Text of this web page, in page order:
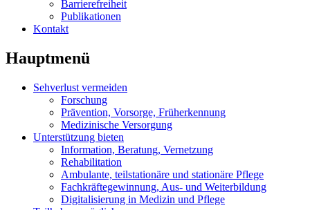
Barrierefreiheit
Publikationen
Kontakt
Hauptmenü
Sehverlust vermeiden
Forschung
Prävention, Vorsorge, Früherkennung
Medizinische Versorgung
Unterstützung bieten
Information, Beratung, Vernetzung
Rehabilitation
Ambulante, teilstationäre und stationäre Pflege
Fachkräftegewinnung, Aus- und Weiterbildung
Digitalisierung in Medizin und Pflege